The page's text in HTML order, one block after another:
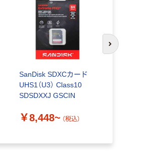
SanDisk SDXCカード
UHS1（U3） Class10
SDSDXXJ GSCIN
￥8,448~ （税込）
次のスライド